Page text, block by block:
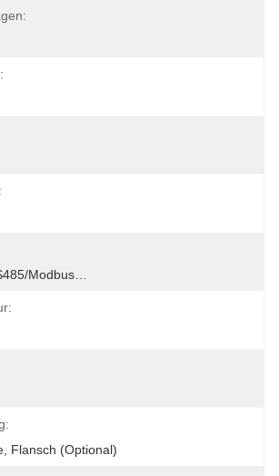
Modbus…
Flansch (optional)